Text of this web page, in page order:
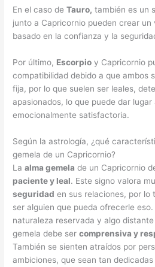
En el caso deTauro, también es un
junto a Capricornio pueden crear
basado en la confianza y la
Por último, Escorpio y Capricornio
compatibilidad debido a que ambos
fija, por lo que suelen ser leales,
apasionados, lo que puede dar
emocionalmente satisfactoria.
Según la astrología, ¿qué
gemela de un Capricornio?
Laalma gemela de un Capricornio
paciente y leal. Este signo valora
seguridad en sus relaciones, por lo
ser alguien que pueda ofrecerle
naturaleza reservada y algo
gemela debe sercomprensiva y
También se sienten atraídos por
ambiciones, que sean tan